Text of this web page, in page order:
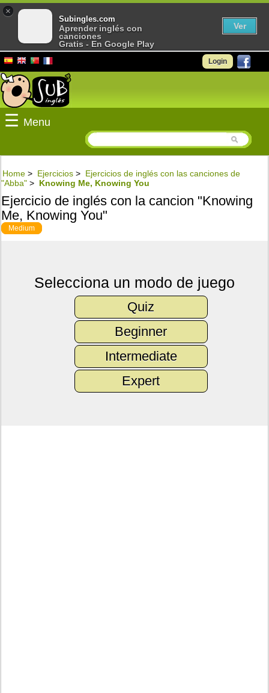
Login
☰ Menu
Home > Ejercicios > Ejercicios de inglés con las canciones de
"Abba" > Knowing Me, Knowing You
Ejercicio de inglés con la cancion "Knowing
Me, Knowing You"
Medium
Selecciona un modo de juego
Quiz
Beginner
Intermediate
Expert
×
Subingles.com
Aprender inglés con
canciones
Gratis - En Google Play
Ver